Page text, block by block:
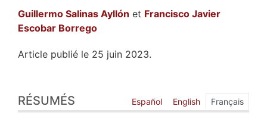
Guillermo Salinas Ayllón et Francisco Javier
Escobar Borrego
Article publié le 25 juin 2023.
Index
Plan
RÉSUMÉS Español English Français